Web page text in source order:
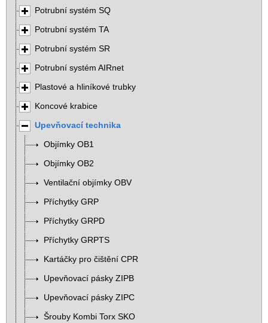
Potrubní systém SQ
Potrubní systém TA
Potrubní systém SR
Potrubní systém AIRnet
Plastové a hliníkové trubky
Koncové krabice
Upevňovací technika
Objímky OB1
Objímky OB2
Ventilační objímky OBV
Příchytky GRP
Příchytky GRPD
Příchytky GRPTS
Kartáčky pro čištění CPR
Upevňovací pásky ZIPB
Upevňovací pásky ZIPC
Šrouby Kombi Torx SKO